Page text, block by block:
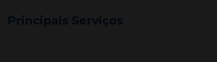
Principais Serviços